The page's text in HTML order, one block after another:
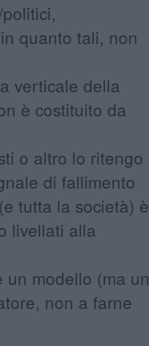
quanto tali, non
verticale della
è costituito da
o altro lo ritengo
di fallimento
tutta la società) è
livellati alla
un modello (ma un
non a farne